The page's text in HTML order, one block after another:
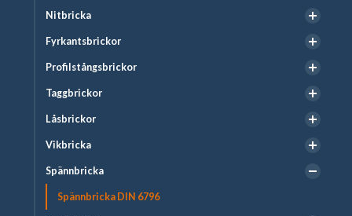
Nitbricka
Fyrkantsbrickor
Profilstångsbrickor
Taggbrickor
Låsbrickor
Vikbricka
Spännbricka
Spännbricka DIN 6796